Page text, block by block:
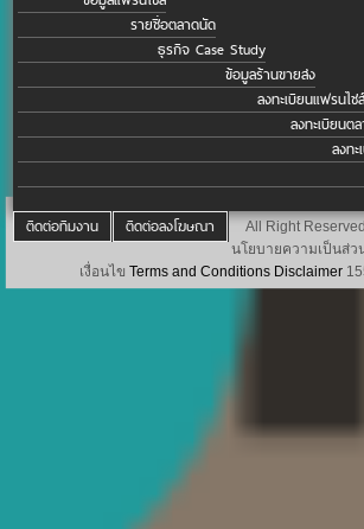
รายชื่อตลาดนัด
ธุรกิจ Case Study
ข้อมูลร้านขายส่ง
ลงทะเบียนแฟรนไชส์
ลงทะเบียนต
ลงท
ติดต่อทีมงาน ติดต่อลงโฆษณา All Right
นโยบายความเป็นส่ว
เงื่อนไข Terms and Conditions Disclaimer